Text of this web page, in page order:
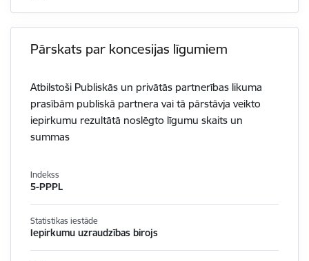
Pārskats par koncesijas līgumiem
Atbilstoši Publiskās un privātās partnerības likuma
prasībām publiskā partnera vai tā pārstāvja veikto
iepirkumu rezultātā noslēgto līgumu skaits un
summas
Indekss
5-PPPL
Statistikas iestāde
Iepirkumu uzraudzības birojs